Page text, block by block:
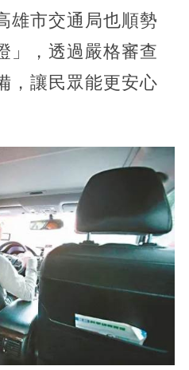
雄市交通局也順勢
」，透過嚴格審查
，讓民眾能更安心